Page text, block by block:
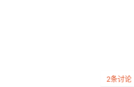
2条讨论